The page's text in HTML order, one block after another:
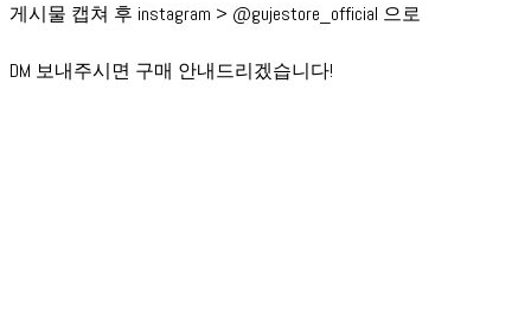
게시물 캡쳐 후 instagram > @gujestore_official 으로
DM 보내주시면 구매 안내드리겠습니다!